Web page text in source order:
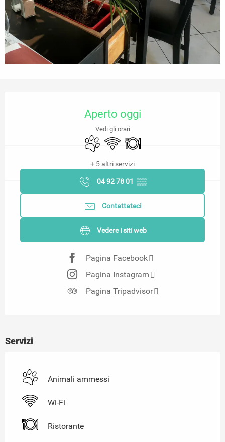
Aperto oggi
Vedi gli orari
Animali ammessi
Wi-Fi Ristorante
+ 5 altri servizi
04 92 78 01 ▒▒
Contattateci
Vedere i siti web
Pagina Facebook
Pagina Instagram
Pagina Tripadvisor
Servizi
Animali ammessi
Wi-Fi
Ristorante